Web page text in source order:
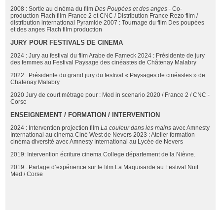
2008 : Sortie au cinéma du filmDes Poupées et des anges- Co-
production Flach film-France 2 et CNC / Distribution France Rezo film /
distribution international Pyramide 2007 : Tournage du film Des poupées
et des anges Flach film production
JURY POUR FESTIVALS DE CINEMA
2024 : Jury au festival du film Arabe de Fameck 2024 : Présidente de jury
des femmes au Festival Paysage des cinéastes de Châtenay Malabry
2022 : Présidente du grand jury du festival « Paysages de cinéastes » de
Chatenay Malabry
2020 Jury de court métrage pour : Med in scenario 2020 / France 2 / CNC -
Corse
ENSEIGNEMENT / FORMATION / INTERVENTION
2024 : Intervention projection filmLa couleur dans les mainsavec Amnesty
International au cinema Ciné West de Nevers 2023 : Atelier formation
cinéma diversité avec Amnesty International au Lycée de Nevers
2019: Intervention écriture cinema College département de la Nièvre.
2019 : Partage d’expérience sur le film La Maquisarde au Festival Nuit
Med / Corse